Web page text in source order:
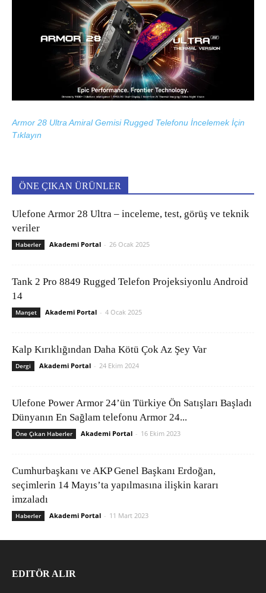
Armor 28 Ultra Amiral Gemisi Rugged Telefonu İncelemek İçin
Tıklayın
ÖNE ÇIKAN ÜRÜNLER
Ulefone Armor 28 Ultra – inceleme, test, görüş ve teknik
veriler
Haberler Akademi Portal - 26 Ocak 2025
Tank 2 Pro 8849 Rugged Telefon Projeksiyonlu Android
14
Manşet Akademi Portal - 4 Ocak 2025
Kalp Kırıklığından Daha Kötü Çok Az Şey Var
Dergi Akademi Portal - 24 Ekim 2024
Ulefone Power Armor 24’ün Türkiye Ön Satışları Başladı
Dünyanın En Sağlam telefonu Armor 24...
Öne Çıkan Haberler Akademi Portal - 16 Ekim 2023
Cumhurbaşkanı ve AKP Genel Başkanı Erdoğan,
seçimlerin 14 Mayıs’ta yapılmasına ilişkin kararı
imzaladı
Haberler Akademi Portal - 11 Mart 2023
EDITÖR ALIR